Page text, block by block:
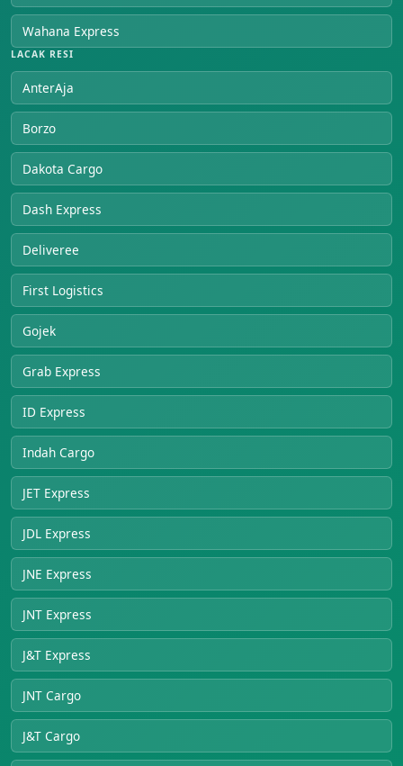
Wahana Express
LACAK RESI
AnterAja
Borzo
Dakota Cargo
Dash Express
Deliveree
First Logistics
Gojek
Grab Express
ID Express
Indah Cargo
JET Express
JDL Express
JNE Express
JNT Express
J&T Express
JNT Cargo
J&T Cargo